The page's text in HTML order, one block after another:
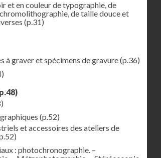
et en couleur de typographie, de
de taille douce et
(p.31)
à graver et spécimens de gravure(p.36)
(p.52)
et accessoires des ateliers de
: photochronographie. –